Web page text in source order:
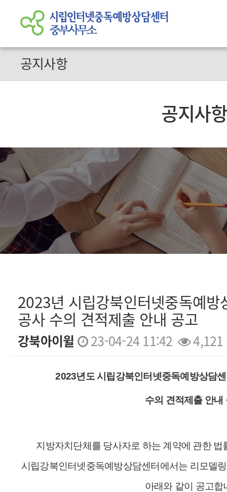
공지사항
공지사
2023년 시립강북인터넷중독예방
공사 수의 견적제출 안내 공고
강북아이윌 23-04-24 11:42 4,121
2023년도 시립강북인터넷중독예방
수의 견적제출 안내
지방자치단체를 당사자로 하는 계약에 관한
시립강북인터넷중독예방상담센터에서는 리모델
아래와 같이 공고합